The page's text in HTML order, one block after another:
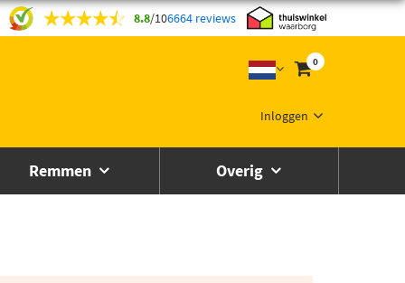
8.8/106664 reviews
0
Inloggen
Remmen Overig